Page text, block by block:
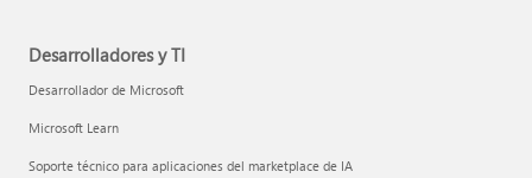
Desarrolladores y TI
Desarrollador de Microsoft
Microsoft Learn
Soporte técnico para aplicaciones del marketplace de IA